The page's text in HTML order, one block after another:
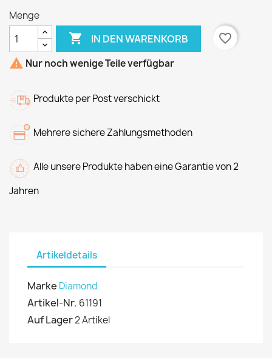
Menge
 IN DEN WARENKORB
favorite_border
 Nur noch wenige Teile verfügbar
Produkte per Post verschickt
Mehrere sichere Zahlungsmethoden
Alle unsere Produkte haben eine Garantie von 2
Jahren
Artikeldetails
Marke Diamond
Artikel-Nr. 61191
Auf Lager2 Artikel